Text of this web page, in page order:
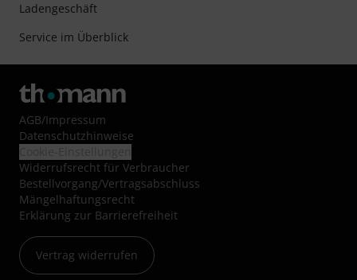
Ladengeschäft
Service im Überblick
AGB/Impressum
Datenschutzhinweise
Widerrufsrecht für Verbraucher
Bestellvorgang/Vertragsabschluss
Mängelhaftungsrecht
Erklärung zur Barrierefreiheit
Vertrag widerrufen